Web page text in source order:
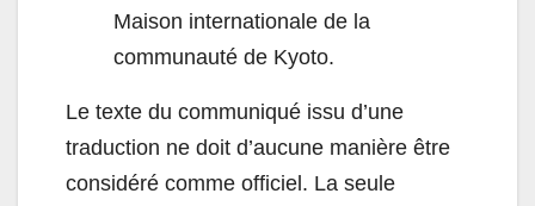
Maison internationale de la
communauté de Kyoto.
Le texte du communiqué issu d’une
traduction ne doit d’aucune manière être
considéré comme officiel. La seule